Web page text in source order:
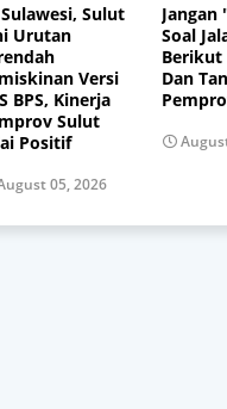
Sulut
Urutan
Versi
BPS, Kinerja
Sulut
Positif
05, 2026
Jangan
Soal
Berikut
Dan